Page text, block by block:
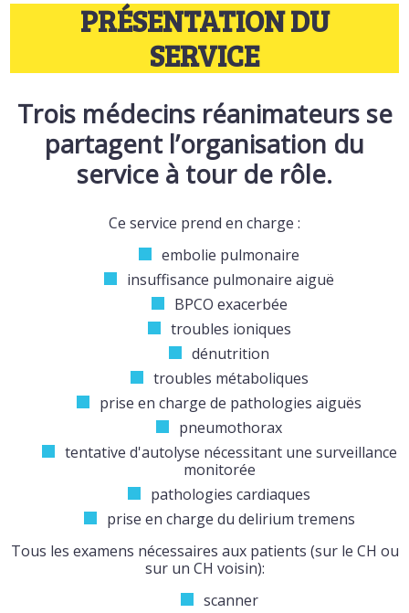
PRÉSENTATION DU
SERVICE
Trois médecins réanimateurs se
partagent l’organisation du
service à tour de rôle.
Ce service prend en charge :
embolie pulmonaire
insuffisance pulmonaire aiguë
BPCO exacerbée
troubles ioniques
dénutrition
troubles métaboliques
prise en charge de pathologies aiguës
pneumothorax
tentative d'autolyse nécessitant une surveillance
monitorée
pathologies cardiaques
prise en charge du delirium tremens
Tous les examens nécessaires aux patients (sur le CH ou
sur un CH voisin):
scanner